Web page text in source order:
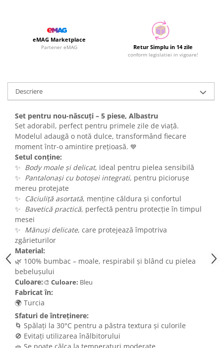
eMAG Marketplace
Partener eMAG Retur Simplu in 14 zile
conform legislatiei in vigoare!
Descriere
Set pentru nou-născuți – 5 piese, Albastru
Set adorabil, perfect pentru primele zile de viață.
Modelul adaugă o notă dulce, transformând fiecare
moment într-o amintire prețioasă. 💙
Setul conține:
✨ Body moale și delicat, ideal pentru pielea sensibilă
✨ Pantalonași cu botoșei integrati, pentru piciorușe
mereu protejate
✨ Căciuliță asortată, menține căldura și confortul
✨ Bavetică practică, perfectă pentru protecție în timpul
mesei
✨ Mănuși delicate, care protejează împotriva
zgârieturilor
Material:
🌿 100% bumbac – moale, respirabil și blând cu pielea
bebelușului
Culoare:🎨 Culoare: Bleu
Fabricat în:
🌍 Turcia
Sfaturi de întreținere:
🌀 Spălați la 30°C pentru a păstra textura și culorile
🚫 Evitați utilizarea înălbitorului